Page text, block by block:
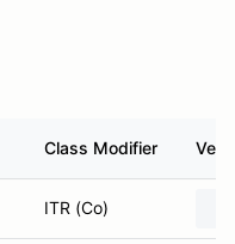
Class Modifier
ITR (Co)